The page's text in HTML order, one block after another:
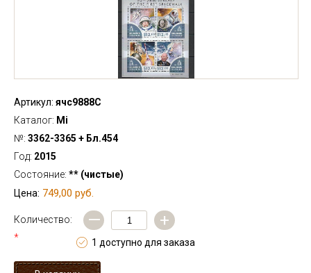
Артикул: ячс9888С
Каталог: Mi
№: 3362-3365 + Бл.454
Год: 2015
Состояние: ** (чистые)
Цена: 749,00 руб.
Количество:
*
— +
1 доступно для заказа